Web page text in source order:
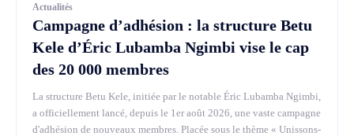
Actualités
Campagne d’adhésion : la structure Betu
Kele d’Éric Lubamba Ngimbi vise le cap
des 20 000 membres
La structure Betu Kele, initiée par le notable Éric Lubamba Ngimbi,
a officiellement lancé, depuis le 1er août 2026, une vaste campagne
d'adhésion de nouveaux membres. Placée sous le thème « Unissons-